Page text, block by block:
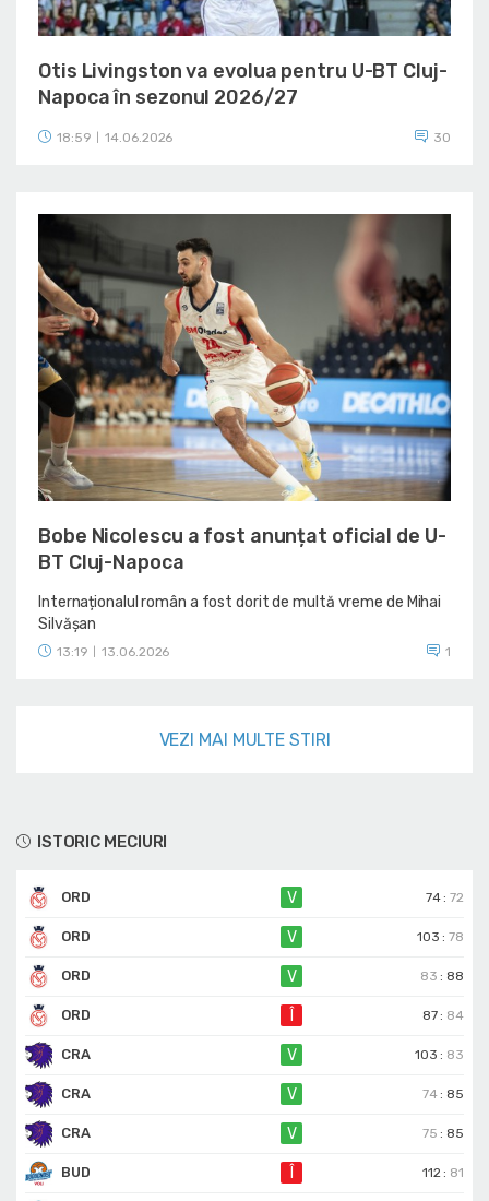
ISTORIC MECIURI
ORD V 74 :72
ORD V 103 :78
ORD V 83 : 88
ORD 87 : 84
CRA V 103 : 83
CRA V 74 : 85
CRA V 75 : 85
BUD 112 : 81
Otis Livingston va evolua pentru U-BT Cluj-
Napoca în sezonul 2026/27
18:59 14.06.2026 30
Bobe Nicolescu a fost anunțat oficial de U-
BT Cluj-Napoca
Internaționalul român a fost dorit de multă vreme de Mihai
Silvășan
13:19 13.06.2026 1
VEZI MAI MULTE STIRI